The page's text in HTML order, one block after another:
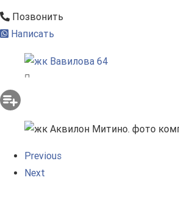
Позвонить
Написать
Previous
Next